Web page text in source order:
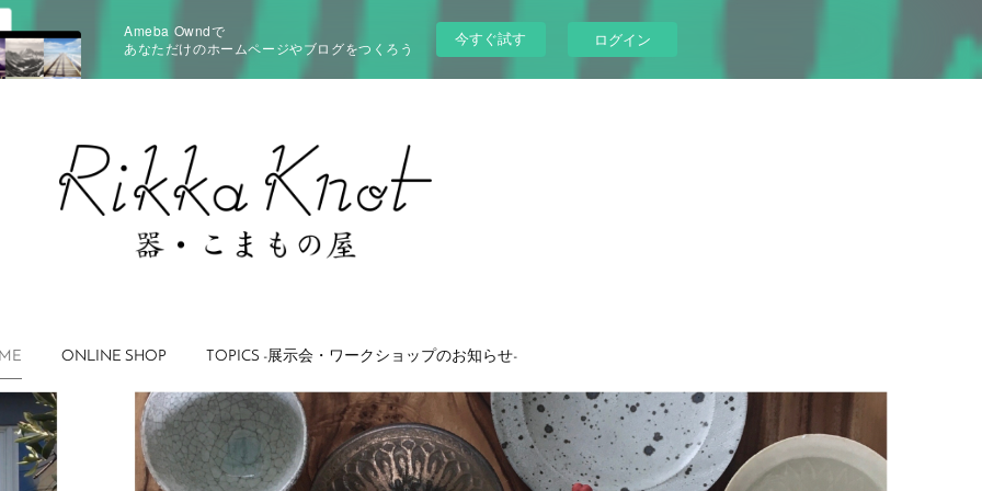
Ameba Owndで
あなただけのホームページやブログをつくろう
今すぐ試す ログイン
ONLINE SHOP TOPICS -展示会・ワークショップのお知らせ-